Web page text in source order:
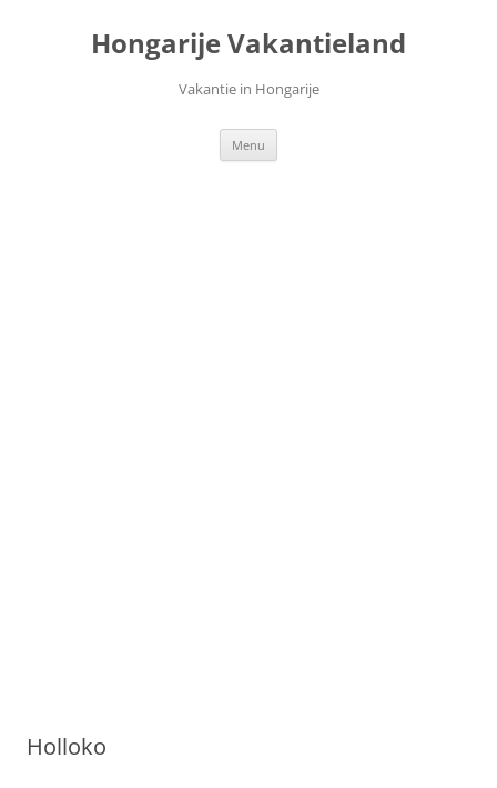
Hongarije Vakantieland
Vakantie in Hongarije
Menu
Holloko